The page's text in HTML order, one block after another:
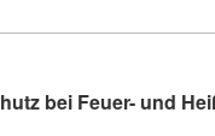
bei Feuer- und